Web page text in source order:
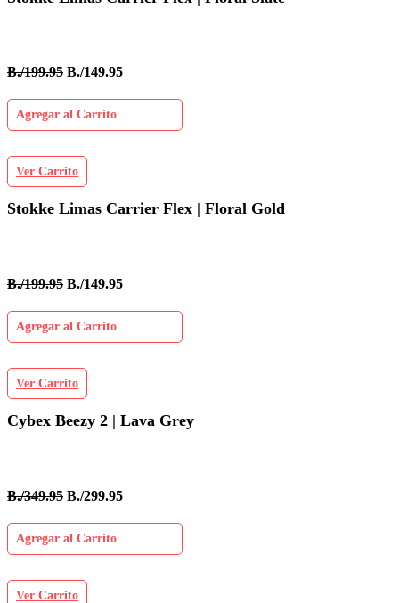
B./199.95 B./149.95
Agregar al Carrito
Ver Carrito
Stokke Limas Carrier Flex | Floral Gold
B./199.95 B./149.95
Agregar al Carrito
Ver Carrito
Cybex Beezy 2 | Lava Grey
B./349.95 B./299.95
Agregar al Carrito
Ver Carrito